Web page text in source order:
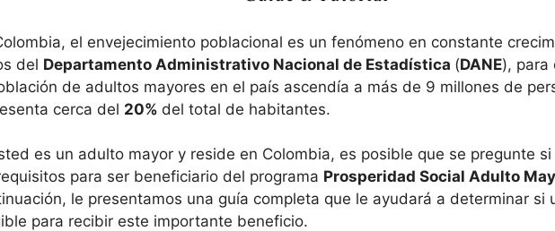
el envejecimiento poblacional es un fenómeno en constante
del Departamento Administrativo Nacional de Estadística (DANE), para
de adultos mayores en el país ascendía a más de 9 millones de
cerca del 20% del total de habitantes.
es un adulto mayor y reside en Colombia, es posible que se pregunte si
para ser beneficiario del programa Prosperidad Social Adulto
le presentamos una guía completa que le ayudará a determinar si
para recibir este importante beneficio.